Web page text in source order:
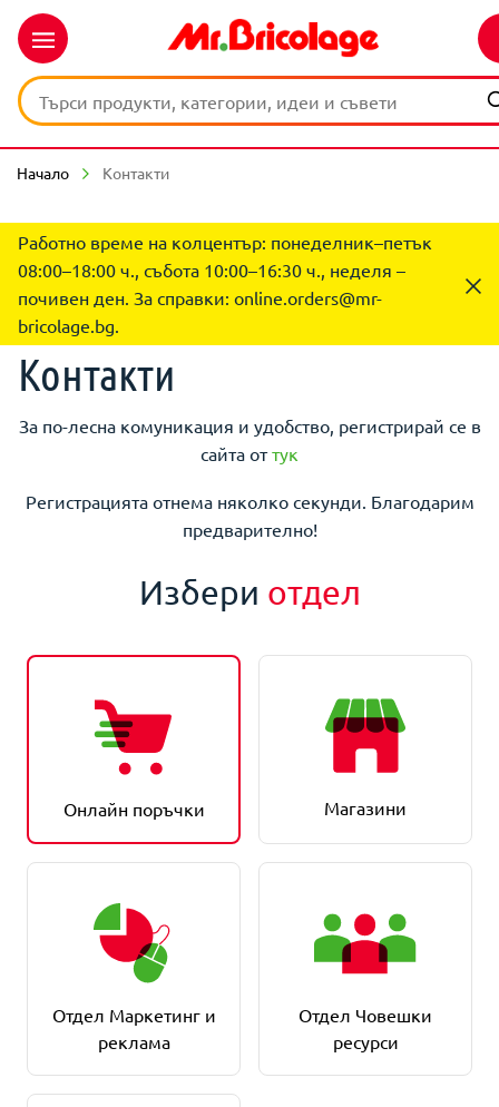
Начало Контакти
Работно време на колцентър: понеделник–петък
08:00–18:00 ч., събота 10:00–16:30 ч., неделя –
почивен ден. За справки: online.orders@mr-
bricolage.bg.
Контакти
За по-лесна комуникация и удобство, регистрирай се в
сайта оттук
Регистрацията отнема няколко секунди. Благодарим
предварително!
Избери отдел
Онлайн поръчки Магазини
Отдел Маркетинг и
реклама
Отдел Човешки
ресурси